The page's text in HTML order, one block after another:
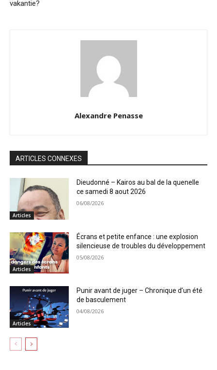
vakantie?
Alexandre Penasse
ARTICLES CONNEXES
Articles
Dieudonné – Kairos au bal de la quenelle
ce samedi 8 aout 2026
06/08/2026
Articles
Écrans et petite enfance : une explosion
silencieuse de troubles du développement
05/08/2026
Articles
Punir avant de juger – Chronique d’un été
de basculement
04/08/2026